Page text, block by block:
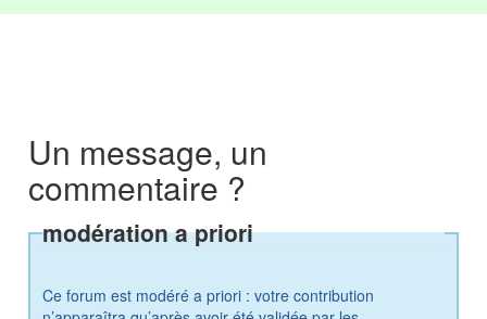
Un message, un
commentaire ?
modération a priori
Ce forum est modéré a priori : votre contribution